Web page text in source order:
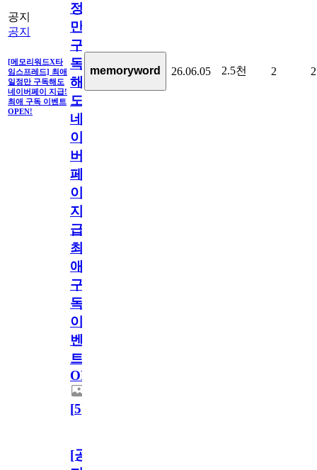
공지
공지
[메모리워드X타
임스프레드] 최애
일정만 구독해도
네이버페이 지급!
최애 구독 이벤트
OPEN!
정
만
구
독
해
도
네
이
버
페
이
지
급!
최
애
구
독
이
벤
트
OPEN!
[5]
memoryword 26.06.05 2.5천 2 2
[공